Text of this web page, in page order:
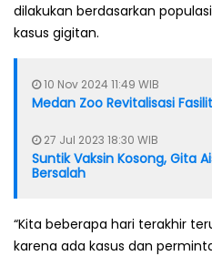
dilakukan berdasarkan
kasus gigitan.
10 Nov 2024 11:49 WIB
Medan Zoo Revitalisasi
27 Jul 2023 18:30 WIB
Suntik Vaksin Kosong, Gita
Bersalah
“Kita beberapa hari terakhir
karena ada kasus dan